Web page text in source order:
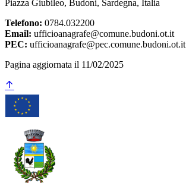
Piazza Giubileo, Budoni, Sardegna, Italia
Telefono: 0784.032200
Email: ufficioanagrafe@comune.budoni.ot.it
PEC: ufficioanagrafe@pec.comune.budoni.ot.it
Pagina aggiornata il 11/02/2025